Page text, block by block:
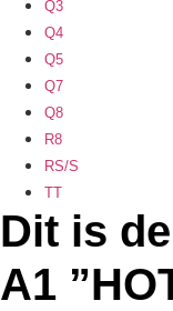
Q3
Q4
Q5
Q7
Q8
R8
RS/S
TT
Dit is
A1